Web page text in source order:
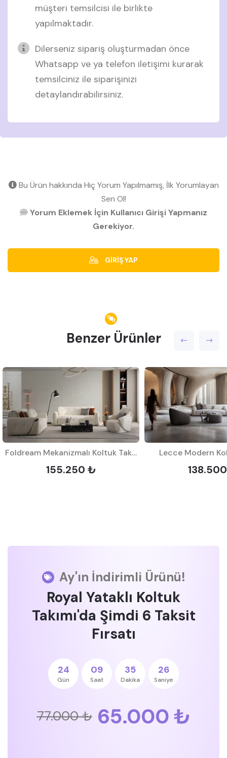
müşteri temsilcisi ile birlikte
yapılmaktadır.
Dilerseniz sipariş oluşturmadan önce
Whatsapp ve ya telefon iletişimi kurarak
temsilciniz ile siparişinizi
detaylandırabilirsiniz.
Bu Ürün hakkında Hiç Yorum Yapılmamış, İlk Yorumlayan
Sen Ol!
Yorum Eklemek İçin Kullanıcı Girişi Yapmanız
Gerekiyor.
GİRİŞ YAP
Benzer Ürünler
Foldream Mekanizmalı Koltuk Takımı
155.250 ₺
Lecce Modern
Ay'ın İndirimli Ürünü!
Royal Yataklı Koltuk
Takımı'da Şimdi 6 Taksit
Fırsatı
24
Gün
09
Saat
35
Dakika
26
Saniye
77.000 ₺ 65.000 ₺